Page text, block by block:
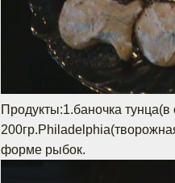
Продукты:1.баночка тунца(в
форме рыбок.